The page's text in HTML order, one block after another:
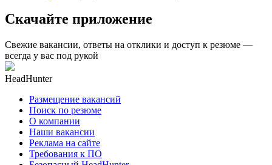
Скачайте приложение
Свежие вакансии, ответы на отклики и доступ к резюме —
всегда у вас под рукой
HeadHunter
Размещение вакансий
Поиск по резюме
О компании
Наши вакансии
Реклама на сайте
Требования к ПО